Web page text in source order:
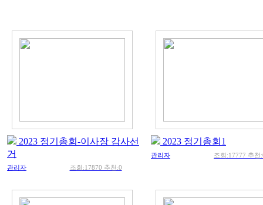
2023 정기총회-이사장 감사선
거
관리자 조회:17870 추천:0
2023 정기총회1
관리자 조회:17777 추천